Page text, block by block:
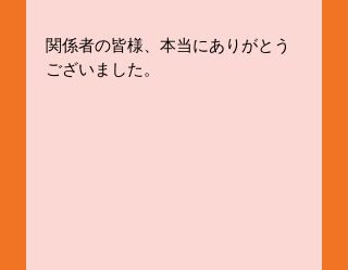
関係者の皆様、本当にありがとう
ございました。